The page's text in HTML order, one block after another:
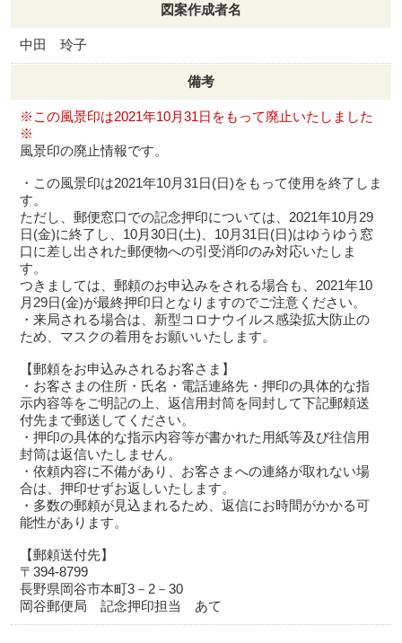
図案作成者名
中田 玲子
備考
※この風景印は2021年10月31日をもって廃止いたしました
※
風景印の廃止情報です。
・この風景印は2021年10月31日(日)をもって使用を終了しま
す。
ただし、郵便窓口での記念押印については、2021年10月29
日(金)に終了し、10月30日(土)、10月31日(日)はゆうゆう窓
口に差し出された郵便物への引受消印のみ対応いたしま
す。
つきましては、郵頼のお申込みをされる場合も、2021年10
月29日(金)が最終押印日となりますのでご注意ください。
・来局される場合は、新型コロナウイルス感染拡大防止の
ため、マスクの着用をお願いいたします。
【郵頼をお申込みされるお客さま】
・お客さまの住所・氏名・電話連絡先・押印の具体的な指
示内容等をご明記の上、返信用封筒を同封して下記郵頼送
付先まで郵送してください。
・押印の具体的な指示内容等が書かれた用紙等及び往信用
封筒は返信いたしません。
・依頼内容に不備があり、お客さまへの連絡が取れない場
合は、押印せずお返しいたします。
・多数の郵頼が見込まれるため、返信にお時間がかかる可
能性があります。
【郵頼送付先】
〒394-8799
長野県岡谷市本町3－2－30
岡谷郵便局 記念押印担当 あて